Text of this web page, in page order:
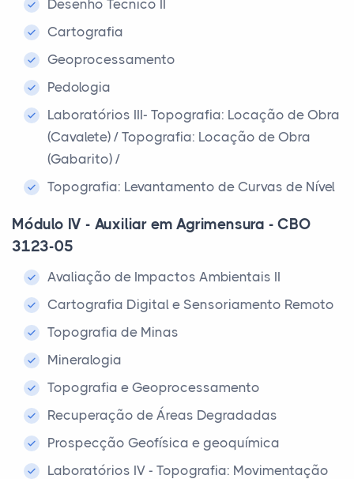
Desenho Técnico II
Cartografia
Geoprocessamento
Pedologia
Laboratórios III- Topografia: Locação de Obra
(Cavalete) / Topografia: Locação de Obra
(Gabarito) /
Topografia: Levantamento de Curvas de Nível
Módulo IV - Auxiliar em Agrimensura - CBO
3123-05
Avaliação de Impactos Ambientais II
Cartografia Digital e Sensoriamento Remoto
Topografia de Minas
Mineralogia
Topografia e Geoprocessamento
Recuperação de Áreas Degradadas
Prospecção Geofísica e geoquímica
Laboratórios IV - Topografia: Movimentação